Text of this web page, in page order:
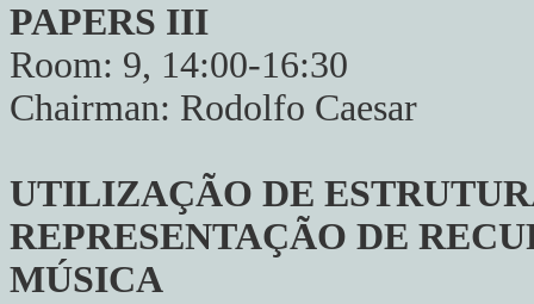
PAPERS III
Room: 9, 14:00-16:30
Chairman: Rodolfo Caesar
UTILIZAÇÃO DE
REPRESENTAÇÃO DE
MÚSICA